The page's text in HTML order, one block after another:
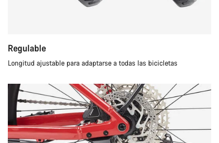
Regulable
Longitud ajustable para adaptarse a todas las bicicletas